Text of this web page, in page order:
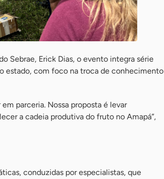
Sebrae, Erick Dias, o evento integra série
estado, com foco na troca de conhecimento
parceria. Nossa proposta é levar
a cadeia produtiva do fruto no Amapá”,
conduzidas por especialistas, que